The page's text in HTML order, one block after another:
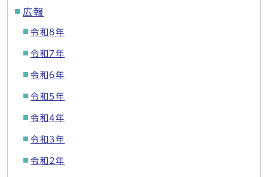
広報
令和8年
令和7年
令和6年
令和5年
令和4年
令和3年
令和2年